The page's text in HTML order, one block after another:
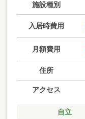
施設種別
入居時費用
月額費用
住所
アクセス
自立